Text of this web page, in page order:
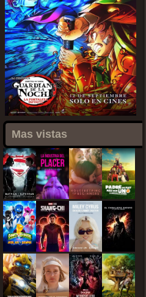
Mas vistas